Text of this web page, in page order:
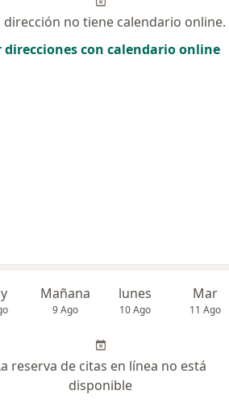
dirección no tiene calendario online.
direcciones con calendario online
Mañana
9 Ago
lunes
10 Ago
Mar
11 Ago
reserva de citas en línea no está
disponible